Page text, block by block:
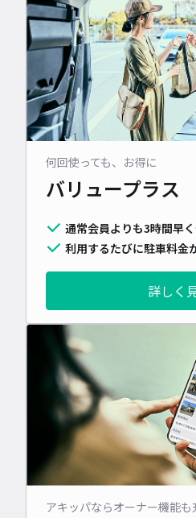
何回使っても、お得に
バリュープラス
通常会員よりも3時間早
利用するたびに駐車料金
詳しく
アキッパならオーナー機能も